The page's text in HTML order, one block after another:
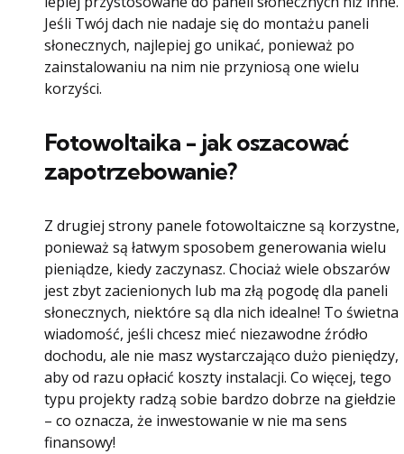
Jeśli Twój dach nie nadaje się do montażu paneli
słonecznych, najlepiej go unikać, ponieważ po
zainstalowaniu na nim nie przyniosą one wielu
korzyści.
Fotowoltaika - jak oszacować
zapotrzebowanie?
Z drugiej strony panele fotowoltaiczne są korzystne,
ponieważ są łatwym sposobem generowania wielu
pieniądze, kiedy zaczynasz. Chociaż wiele obszarów
jest zbyt zacienionych lub ma złą pogodę dla paneli
słonecznych, niektóre są dla nich idealne! To świetna
wiadomość, jeśli chcesz mieć niezawodne źródło
dochodu, ale nie masz wystarczająco dużo pieniędzy,
aby od razu opłacić koszty instalacji. Co więcej, tego
typu projekty radzą sobie bardzo dobrze na giełdzie
– co oznacza, że ​​inwestowanie w nie ma sens
finansowy!